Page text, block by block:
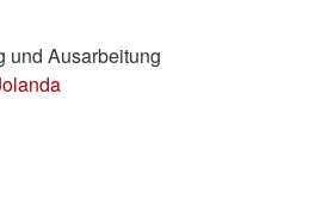
und Ausarbeitung